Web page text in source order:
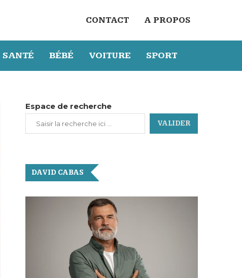
CONTACT A PROPOS
SANTÉ BÉBÉ VOITURE SPORT
Espace de recherche
VALIDER
DAVID CABAS